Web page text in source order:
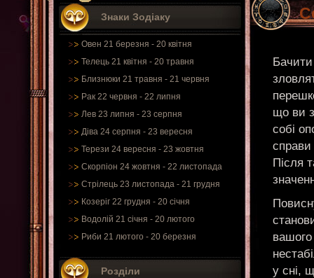
Знаки Зодіаку
Овен 21 березня - 20 квітня
Телець 21 квітня - 20 травня
Близнюки 21 травня - 21 червня
Рак 22 червня - 22 липня
Лев 23 липня - 23 серпня
Діва 24 серпня - 23 вересня
Терези 24 вересня - 23 жовтня
Скорпіон 24 жовтня - 22 листопада
Стрілець 23 листопада - 21 грудня
Козеріг 22 грудня - 20 січня
Водолій 21 січня - 20 лютого
Риби 21 лютого - 20 березня
Розділи
Бачити
що ви
собі
Після
вашого
у сні,